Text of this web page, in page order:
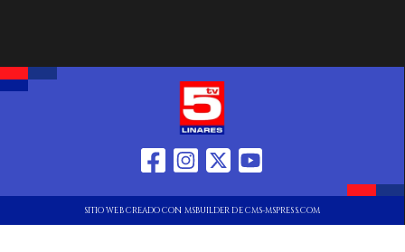
SITIO WEB CREADO CON MSBUILDER DE CMS-MSPRESS.COM